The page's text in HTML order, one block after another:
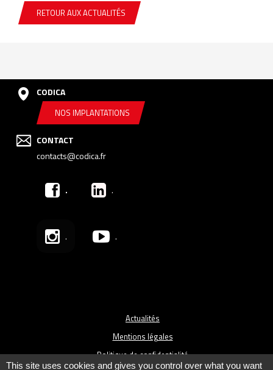
RETOUR AUX ACTUALITÉS
CODICA
NOS IMPLANTATIONS
CONTACT
contacts@codica.fr
. .
. .
Actualités
Mentions légales
Politique de confidentialité
This site uses cookies and gives you control over what you want